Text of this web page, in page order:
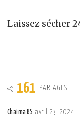
Laissez sécher
161 PARTAGES
Chaima BS avril 23, 2024